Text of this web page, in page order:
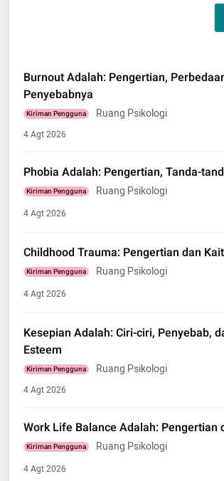
Burnout Adalah: Pengertian,
Penyebabnya
Kiriman Pengguna Ruang Psikologi
4 Agt 2026
Phobia Adalah: Pengertian, Tanda-
Kiriman Pengguna Ruang Psikologi
4 Agt 2026
Childhood Trauma: Pengertian dan
Kiriman Pengguna Ruang Psikologi
4 Agt 2026
Kesepian Adalah: Ciri-ciri, Penyebab,
Esteem
Kiriman Pengguna Ruang Psikologi
4 Agt 2026
Work Life Balance Adalah: Pengertian
Kiriman Pengguna Ruang Psikologi
4 Agt 2026